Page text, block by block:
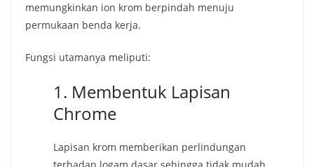
memungkinkan ion krom berpindah menuju
permukaan benda kerja.
Fungsi utamanya meliputi:
1. Membentuk Lapisan
Chrome
Lapisan krom memberikan perlindungan